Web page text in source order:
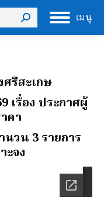
เมนู
รีสะเกษ
เรื่อง ประกาศผู้
คา
วน 3 รายการ
ะจง